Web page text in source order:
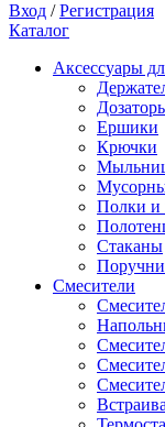
Вход /Регистрация
Каталог
Аксессуары
Ершики
Крючки
Полки и
Стаканы
Поручни
Смесители